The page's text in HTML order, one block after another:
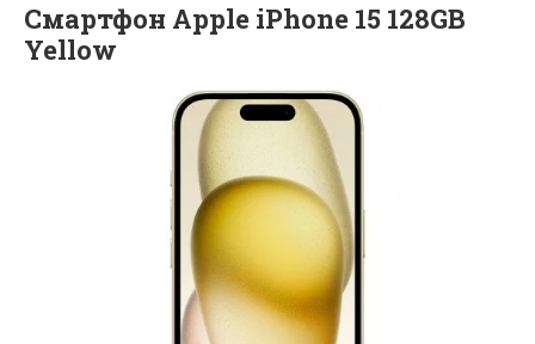
Смартфон Apple iPhone 15 128GB
Yellow